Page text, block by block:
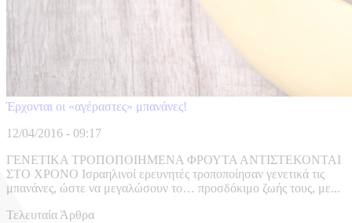
Έρχονται οι «αγέραστες» μπανάνες!
12/04/2016 - 09:17
ΓΕΝΕΤΙΚΑ ΤΡΟΠΟΠΟΙΗΜΕΝΑ ΦΡΟΥΤΑ ΑΝΤΙΣΤΕΚΟΝΤΑΙ
ΣΤΟ ΧΡΟΝΟ Ισραηλινοί ερευνητές τροποποίησαν γενετικά τις
μπανάνες, ώστε να μεγαλώσουν το… προσδόκιμο ζωής τους, με...
Τελευταία Άρθρα